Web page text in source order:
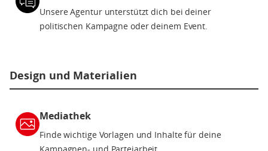
Unsere Agentur unterstützt dich bei deiner
politischen Kampagne oder deinem Event.
Design und Materialien
Mediathek
Finde wichtige Vorlagen und Inhalte für deine